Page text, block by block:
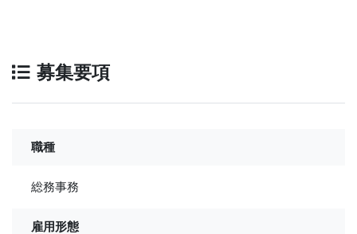
募集要項
職種
総務事務
雇用形態